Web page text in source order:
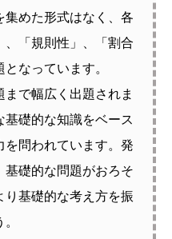
集めた形式はなく、各
、「規則性」、「割合
なっています。
で幅広く出題されま
礎的な知識をベース
を問われています。発
基礎的な問題がおろそ
り基礎的な考え方を振